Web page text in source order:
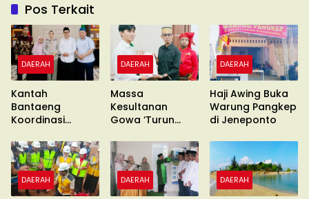
Pos Terkait
DAERAH
Kantah
Bantaeng
Koordinasi
Muhammadiyah
DAERAH
Massa
Kesultanan
Gowa ‘Turun
Unras
DAERAH
Haji Awing Buka
Warung Pangkep
di Jeneponto
DAERAH DAERAH DAERAH